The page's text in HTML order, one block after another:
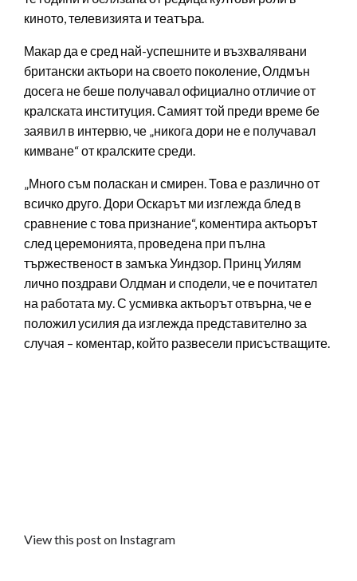
киното, телевизията и театъра.
Макар да е сред най-успешните и възхвалявани
британски актьори на своето поколение, Олдмън
досега не беше получавал официално отличие от
кралската институция. Самият той преди време бе
заявил в интервю, че „никога дори не е получавал
кимване“ от кралските среди.
„Много съм поласкан и смирен. Това е различно от
всичко друго. Дори Оскарът ми изглежда блед в
сравнение с това признание“, коментира актьорът
след церемонията, проведена при пълна
тържественост в замъка Уиндзор. Принц Уилям
лично поздрави Олдман и сподели, че е почитател
на работата му. С усмивка актьорът отвърна, че е
положил усилия да изглежда представително за
случая – коментар, който развесели присъстващите.
View this post on Instagram